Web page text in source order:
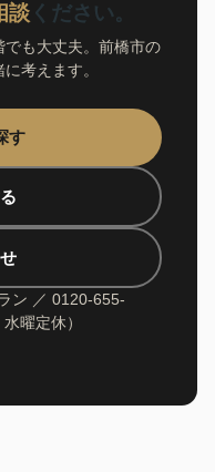
談 ください。
でも大丈夫。前橋市の
考えます。
す
ン ／ 0120-655-
曜定休）